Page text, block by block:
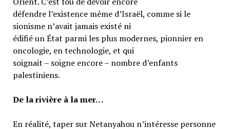
défendre l’existence même d’Israël, comme si le
sionisme n’avait jamais existé ni
édifié un État parmi les plus modernes, pionnier en
oncologie, en technologie, et qui
soignait – soigne encore – nombre d’enfants
palestiniens.
De la rivière à la mer…
En réalité, taper sur Netanyahou n’intéresse personne